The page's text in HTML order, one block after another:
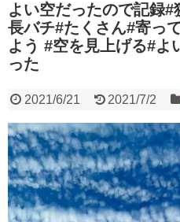
よい空だったので記録
長バチ#たくさん#寄っ
よう #空を見上げる#よ
った
2021/6/21 2021/7/2